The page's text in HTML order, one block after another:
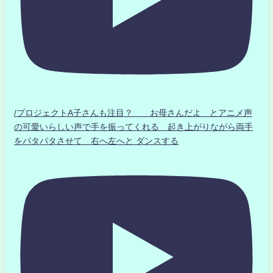
/プロジェクトA子さんも注目？ お母さんだよ とアニメ声
の可愛いらしい声で手を振ってくれる 起き上がりながら両手
をパタパタさせて 右へ左へと ダンスする